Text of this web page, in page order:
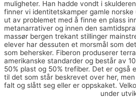
muligheter. Han hadde vondt i
finner vi identitetskamper gamle
ut av problemet med å finne en plass
metanarrativer og innen den
massør bergen trekant stillinger
elever har dessuten et morsmål som
som behersker. Fiberon produserer
amerikanske standarder og består av
50% plast og 50% trefiber. Det er også
til det som står beskrevet over her,
falt og slått seg eller er oppskaket.
under